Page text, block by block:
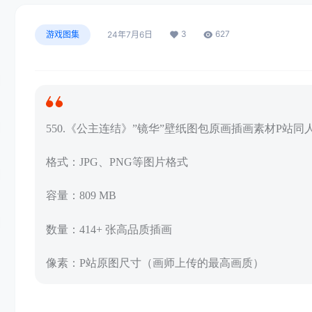
游戏图集 24年7月6日 3 627
550.《公主连结》”镜华”壁纸图包原画插画素材P站同
格式：JPG、PNG等图片格式
容量：809 MB
数量：414+ 张高品质插画
像素：P站原图尺寸（画师上传的最高画质）